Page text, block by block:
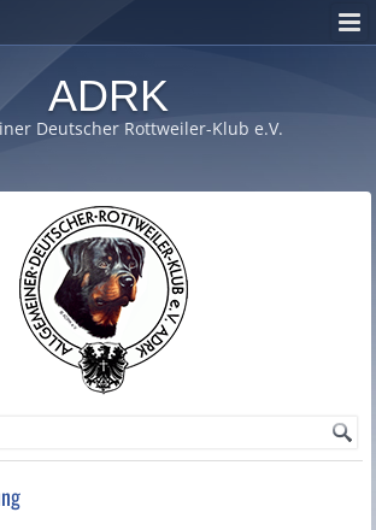
ADRK
Deutscher Rottweiler-Klub e.V.